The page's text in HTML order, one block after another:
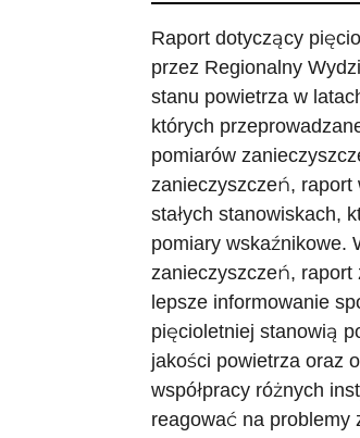
Raport dotyczący
przez Regionalny
stanu powietrza w
których
pomiarów
zanieczyszczeń, raport
stałych stanowiskach,
pomiary wskaźnikowe.
zanieczyszczeń, raport
lepsze informowanie
pięcioletniej stanowią
jakości powietrza oraz
współpracy różnych
reagować na problemy